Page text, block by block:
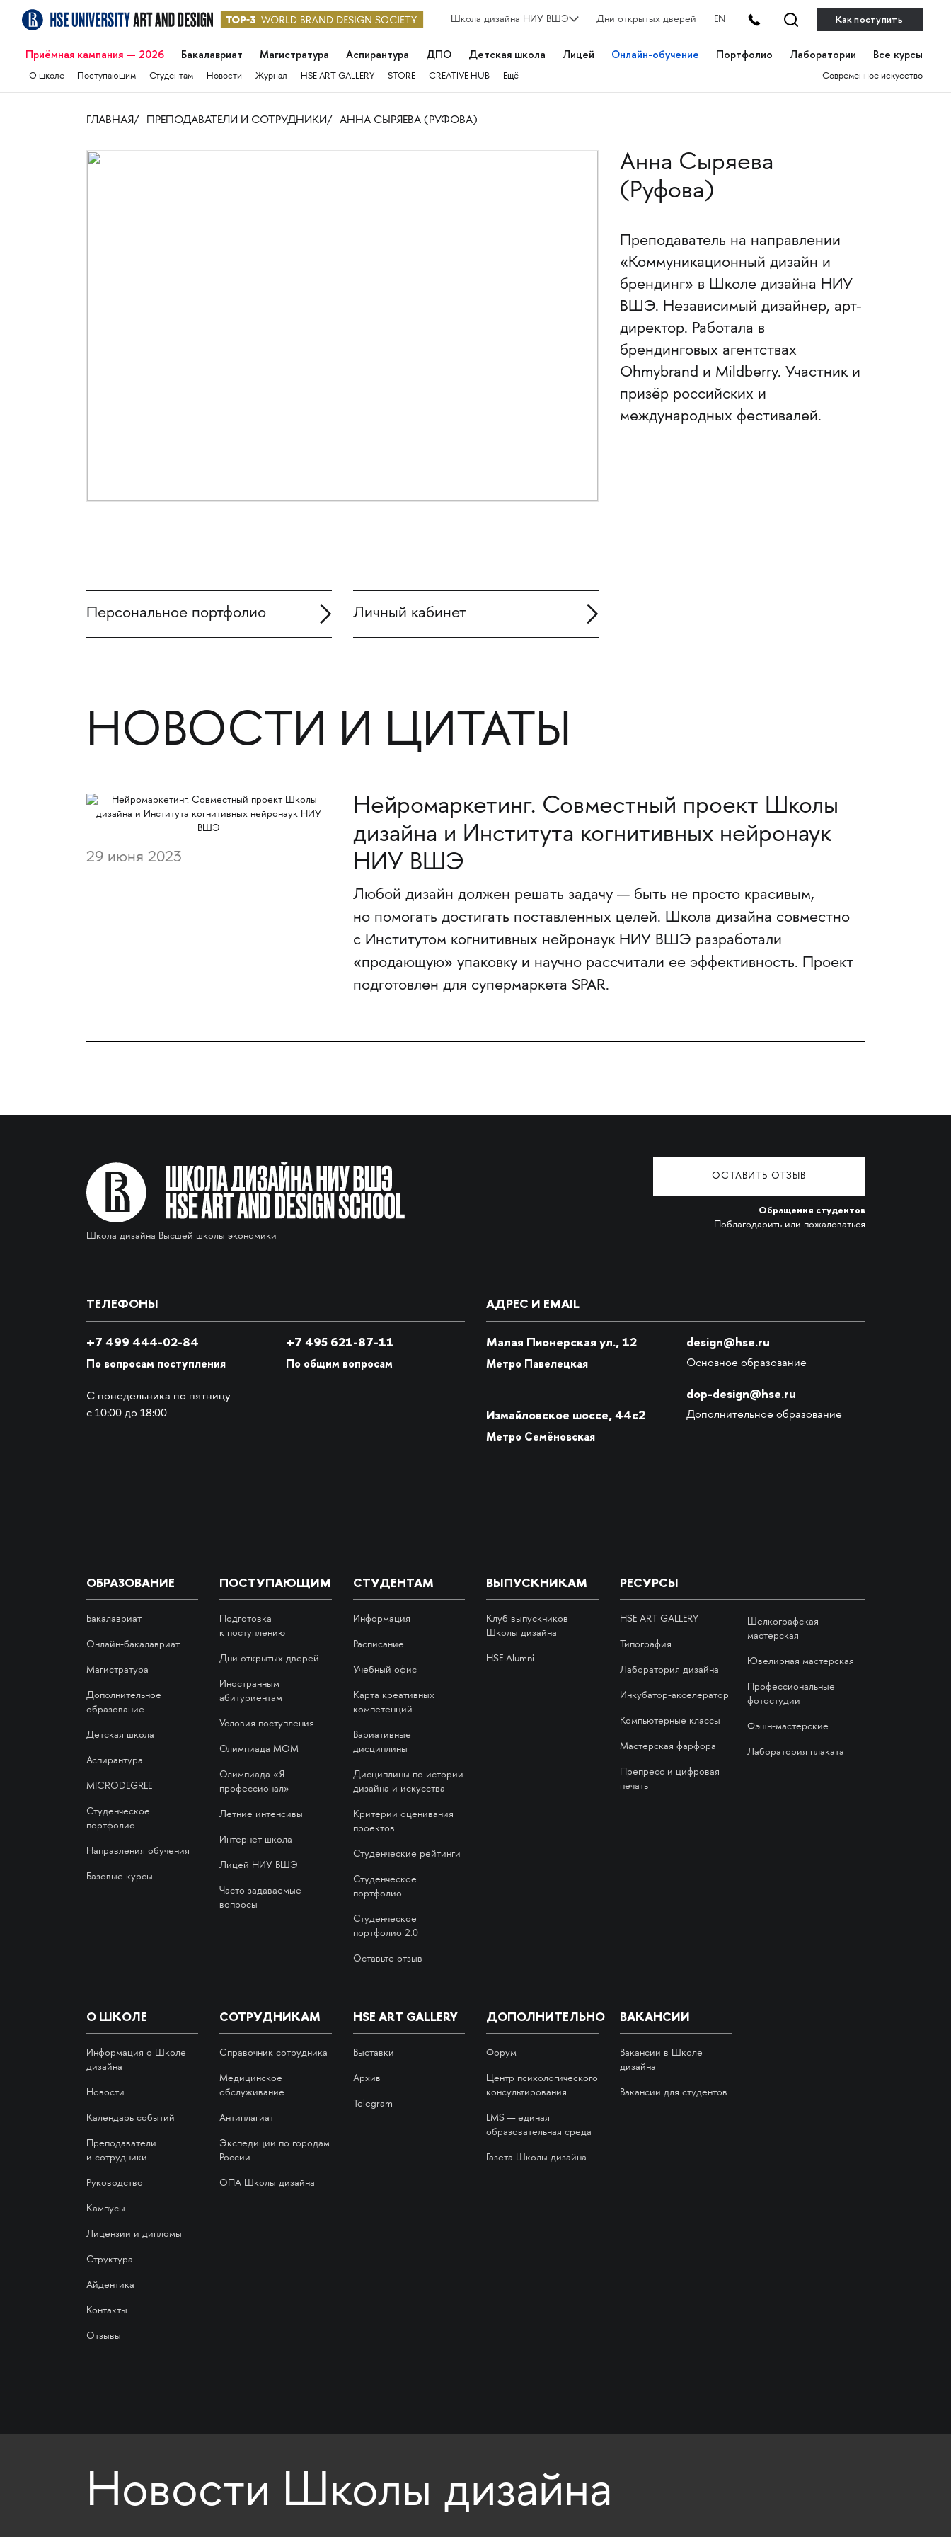
Школа дизайна НИУ ВШЭ Дни открытых дверей EN Как поступить
Приёмная кампания — 2026 Бакалавриат Магистратура Аспирантура ДПО Детская школа Лицей Онлайн-обучение Портфолио Лаборатории Все курсы
О школе Поступающим Студентам Новости Журнал HSE ART GALLERY STORE CREATIVE HUB Ещё Современное искусство
ГЛАВНАЯ ПРЕПОДАВАТЕЛИ И СОТРУДНИКИ АННА СЫРЯЕВА (РУФОВА)
Анна Сыряева
(Руфова)
Преподаватель на направлении
«Коммуникационный дизайн и
брендинг» в Школе дизайна НИУ
ВШЭ. Независимый дизайнер, арт-
директор. Работала в
брендинговых агентствах
Ohmybrand и Mildberry. Участник и
призёр российских и
международных фестивалей.
Персональное портфолио Личный кабинет
НОВОСТИ И ЦИТАТЫ
29 июня 2023
Нейромаркетинг. Совместный проект Школы
дизайна и Института когнитивных нейронаук
НИУ ВШЭ
Любой дизайн должен решать задачу — быть не просто красивым,
но помогать достигать поставленных целей. Школа дизайна совместно
с Институтом когнитивных нейронаук НИУ ВШЭ разработали
«продающую» упаковку и научно рассчитали ее эффективность. Проект
подготовлен для супермаркета SPAR.
Школа дизайна Высшей школы экономики
ОСТАВИТЬ ОТЗЫВ
Обращения студентов
Поблагодарить или пожаловаться
ТЕЛЕФОНЫ
+7 499 444-02-84
По вопросам поступления
С понедельника по пятницу
с 10:00 до 18:00
+7 495 621-87-11
По общим вопросам
АДРЕС И EMAIL
Малая Пионерская ул., 12
Метро Павелецкая
Измайловское шоссе, 44с2
Метро Семёновская
design@hse.ru
Основное образование
dop-design@hse.ru
Дополнительное образование
ОБРАЗОВАНИЕ
Бакалавриат
Онлайн-бакалавриат
Магистратура
Дополнительное
образование
Детская школа
Аспирантура
MICRODEGREE
Студенческое
портфолио
Направления обучения
Базовые курсы
ПОСТУПАЮЩИМ
Подготовка
к поступлению
Дни открытых дверей
Иностранным
абитуриентам
Условия поступления
Олимпиада МОМ
Олимпиада «Я —
профессионал»
Летние интенсивы
Интернет-школа
Лицей НИУ ВШЭ
Часто задаваемые
вопросы
СТУДЕНТАМ
Информация
Расписание
Учебный офис
Карта креативных
компетенций
Вариативные
дисциплины
Дисциплины по истории
дизайна и искусства
Критерии оценивания
проектов
Студенческие рейтинги
Студенческое
портфолио
Студенческое
портфолио 2.0
Оставьте отзыв
ВЫПУСКНИКАМ
Клуб выпускников
Школы дизайна
HSE Alumni
РЕСУРСЫ
HSE ART GALLERY
Типография
Лаборатория дизайна
Инкубатор-акселератор
Компьютерные классы
Мастерская фарфора
Препресс и цифровая
печать
Шелкографская
мастерская
Ювелирная мастерская
Профессиональные
фотостудии
Фэшн-мастерские
Лаборатория плаката
О ШКОЛЕ
Информация о Школе
дизайна
Новости
Календарь событий
Преподаватели
и сотрудники
Руководство
Кампусы
Лицензии и дипломы
Структура
Айдентика
Контакты
Отзывы
СОТРУДНИКАМ
Справочник сотрудника
Медицинское
обслуживание
Антиплагиат
Экспедиции по городам
России
ОПА Школы дизайна
HSE ART GALLERY
Выставки
Архив
Telegram
ДОПОЛНИТЕЛЬНО
Форум
Центр психологического
консультирования
LMS — единая
образовательная среда
Газета Школы дизайна
ВАКАНСИИ
Вакансии в Школе
дизайна
Вакансии для студентов
Новости Школы дизайна